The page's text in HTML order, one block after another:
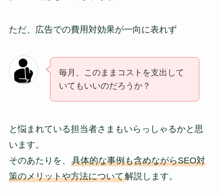
ただ、広告での費用対効果が一向に表れず
毎月、このままコストを支出して
いてもいいのだろうか？
と悩まれている担当者さまもいらっしゃるかと思
います。
そのあたりを、 具体的な事例も含めながらSEO対
策のメリットや方法について解説します。